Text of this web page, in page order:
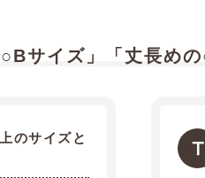
サイズ」 「丈長め
のサイズと